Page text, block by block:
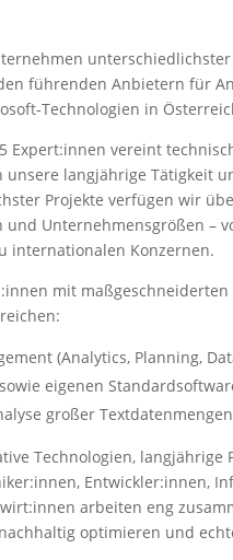
führenden Anbietern für
Technologien in
Expert:innen vereint
langjährige Tätigkeit
Projekte verfügen wir
Unternehmensgrößen –
internationalen Konzernen.
mit maßgeschneiderten
(Analytics, Planning,
eigenen
großer Textdatenmengen
Technologien, langjährige
Entwickler:innen,
arbeiten eng
optimieren und